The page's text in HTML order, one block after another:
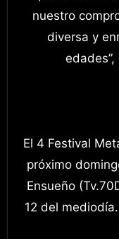
nuestro
diversa y
El 4 Festival
próximo
Ensueño
12 del